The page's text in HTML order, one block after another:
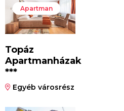
Apartman
Topáz
Apartmanházak
***
Egyéb városrész